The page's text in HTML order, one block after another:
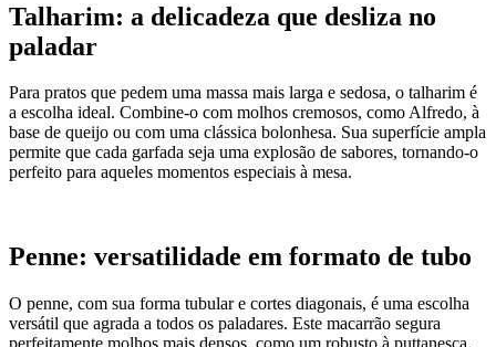
Talharim: a delicadeza que desliza no
paladar
Para pratos que pedem uma massa mais larga e sedosa, o talharim é
a escolha ideal. Combine-o com molhos cremosos, como Alfredo, à
base de queijo ou com uma clássica bolonhesa. Sua superfície ampla
permite que cada garfada seja uma explosão de sabores, tornando-o
perfeito para aqueles momentos especiais à mesa.
Penne: versatilidade em formato de tubo
O penne, com sua forma tubular e cortes diagonais, é uma escolha
versátil que agrada a todos os paladares. Este macarrão segura